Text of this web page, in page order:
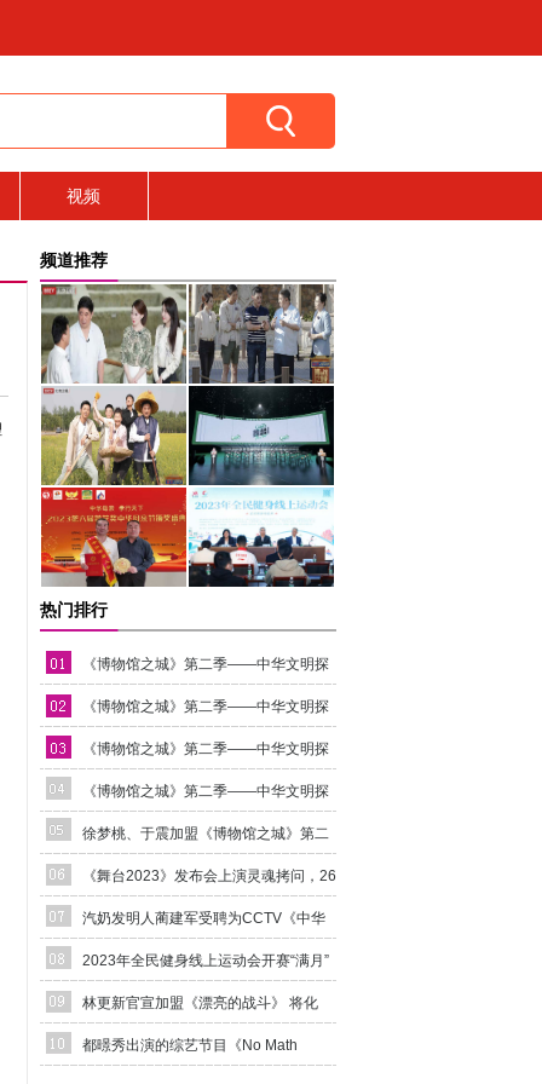
视频
频道推荐
热门排行
《博物馆之城》第二季——中华文明探
源季热播中 单霁翔带队探寻千年酒文明
《博物馆之城》第二季——中华文明探
源季热播中 单霁翔带队探寻温州千年商港
《博物馆之城》第二季——中华文明探
源季热播中 单霁翔带队溯源中医文化
《博物馆之城》第二季——中华文明探
源季热播中 单霁翔带队“溯源”中国传统生
态文化
徐梦桃、于震加盟《博物馆之城》第二
季——中华文明探源季 体验耕作溯源农耕
文明
《舞台2023》发布会上演灵魂拷问，26
组舞台歌手齐亮相
汽奶发明人蔺建军受聘为CCTV《中华
母亲》系列活动名誉主席
2023年全民健身线上运动会开赛“满月”
230万人参赛，曝光量破11亿
林更新官宣加盟《漂亮的战斗》 将化
身“飞行勇士”勇斗“烦恼兽”
都暻秀出演的综艺节目《No Math